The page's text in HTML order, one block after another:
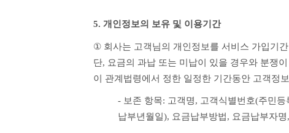
5. 개인정보의 보유 및 이용기간
① 회사는 고객님의 개인정보를 서비스 가입기
단, 요금의 과납 또는 미납이 있을 경우와 분쟁
이 관계법령에서 정한 일정한 기간동안 고객정
- 보존 항목: 고객명, 고객식별번호(주민
납부년월일), 요금납부방법, 요금납부자